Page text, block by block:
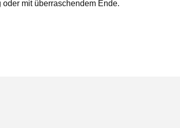
mit überraschendem Ende.